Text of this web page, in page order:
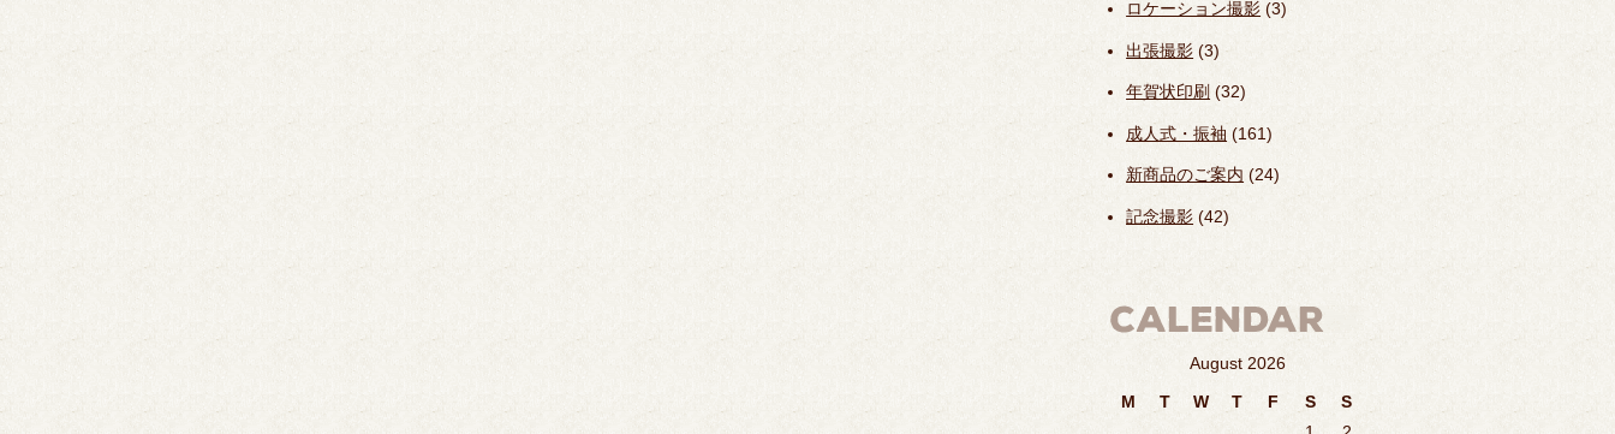
ロケーション撮影 (3)
出張撮影 (3)
年賀状印刷 (32)
成人式・振袖 (161)
新商品のご案内 (24)
記念撮影 (42)
August 2026
M
T W T F S
S